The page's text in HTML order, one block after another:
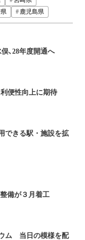
鹿児島県
､28年度開通へ
便性向上に期待
できる駅・施設を拡
備が３月着工
ム 当日の模様を配